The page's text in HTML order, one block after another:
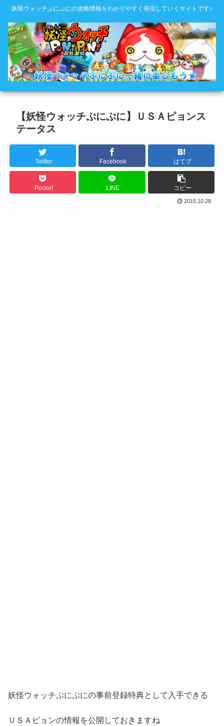
妖怪ウォッチぷにぷにの攻略情報をわかりやすく発信していくサイトです♪
【妖怪ウォッチぷにぷに】ＵＳＡピョンス
テータス
Twitter Facebook はてブ
Pocket LINE コピー
2015.10.28
妖怪ウォッチぷにぷにの事前登録特典として入手できる
ＵＳＡピョンの情報を公開しておきますね